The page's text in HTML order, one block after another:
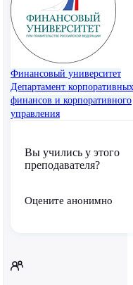
Финансовый университет
Департамент корпоративных
финансов и корпоративного
управления
Вы учились у этого
преподавателя?
Оцените анонимно